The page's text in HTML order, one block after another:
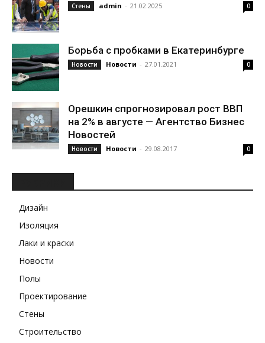
Стены admin - 21.02.2025 0
Борьба с пробками в Екатеринбурге
Новости Новости - 27.01.2021 0
Орешкин спрогнозировал рост ВВП
на 2% в августе — Агентство Бизнес
Новостей
Новости Новости - 29.08.2017 0
Дизайн
Изоляция
Лаки и краски
Новости
Полы
Проектирование
Стены
Строительство